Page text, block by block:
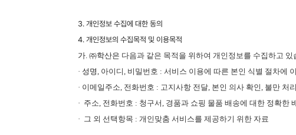
3. 개인정보 수집에 대한 동의
4. 개인정보의 수집목적 및 이용목적
가. ㈜학산은 다음과 같은 목적을 위하여 개인정보를 수집하고 있
· 성명, 아이디, 비밀번호 : 서비스 이용에 따른 본인 식별 절차에
· 이메일주소, 전화번호 : 고지사항 전달, 본인 의사 확인, 불만 처
· 주소, 전화번호 : 청구서, 경품과 쇼핑 물품 배송에 대한 정확한
· 그 외 선택항목 : 개인맞춤 서비스를 제공하기 위한 자료